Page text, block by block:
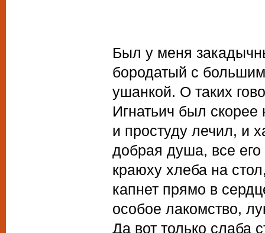
Был у меня
бородатый с
ушанкой. О таких
Игнатьич был
и простуду лечил, и
добрая душа, все
краюху хлеба на
капнет прямо в
особое лакомство,
Да вот только слаба